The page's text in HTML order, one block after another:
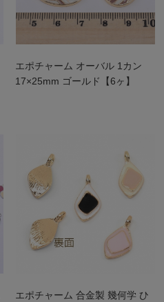
エポチャーム オーバル 1カン
17×25mm ゴールド【6ヶ】
エポチャーム 合金製 幾何学 ひ